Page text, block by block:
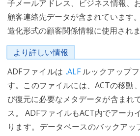
子メールアドレス、ビジネス情報、
顧客連絡先データが含まれています
造化形式の顧客関係情報に使用されま
より詳しい情報
ADFファイルは .ALFルックアップ
す。このファイルには、ACTの移動
び復元に必要なメタデータが含まれ
ス。 ADFファイルもACT内でアーカ
ります。データベースのバックア